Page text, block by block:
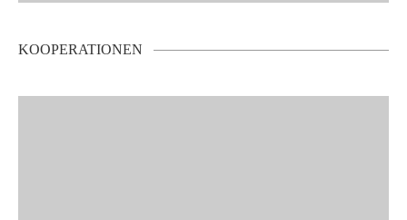
KOOPERATIONEN